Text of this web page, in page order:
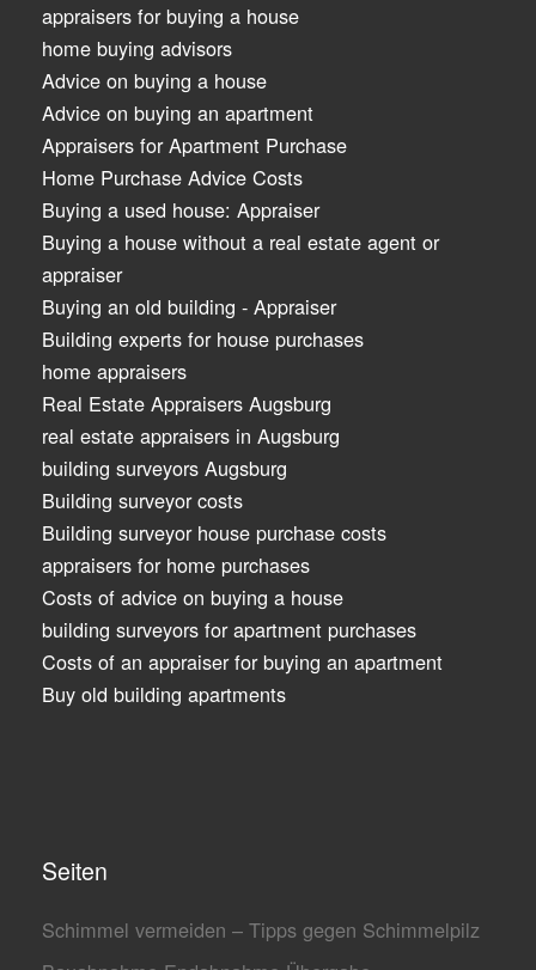
appraisers for buying a house
home buying advisors
Advice on buying a house
Advice on buying an apartment
Appraisers for Apartment Purchase
Home Purchase Advice Costs
Buying a used house: Appraiser
Buying a house without a real estate agent or
appraiser
Buying an old building - Appraiser
Building experts for house purchases
home appraisers
Real Estate Appraisers Augsburg
real estate appraisers in Augsburg
building surveyors Augsburg
Building surveyor costs
Building surveyor house purchase costs
appraisers for home purchases
Costs of advice on buying a house
building surveyors for apartment purchases
Costs of an appraiser for buying an apartment
Buy old building apartments
Seiten
Schimmel vermeiden – Tipps gegen Schimmelpilz